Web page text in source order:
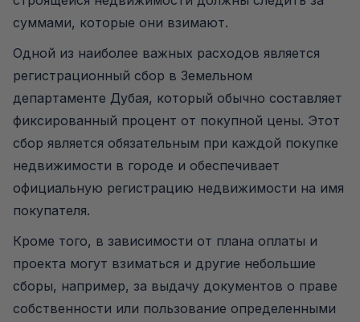
суммами, которые они взимают.
Одной из наиболее важных расходов является
регистрационный сбор в Земельном
департаменте Дубая, который обычно составляет
фиксированный процент от покупной цены. Этот
сбор является обязательным при каждой покупке
недвижимости в городе и обеспечивает
официальную регистрацию недвижимости на имя
покупателя.
Кроме того, в зависимости от плана оплаты и
проекта могут взиматься и другие небольшие
сборы, например, за выдачу документов о праве
собственности или пользование определенными